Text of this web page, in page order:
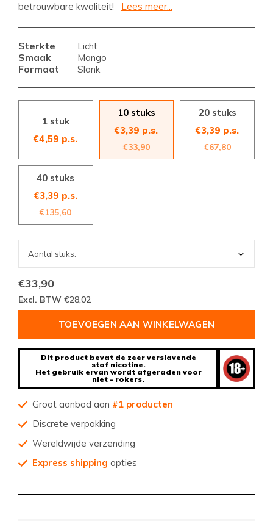
betrouwbare kwaliteit!
Lees meer...
Sterkte Licht
Smaak Mango
Formaat Slank
1 stuk
€4,59 p.s.
10 stuks
€3,39 p.s.
€33,90
20 stuks
€3,39 p.s.
€67,80
40 stuks
€3,39 p.s.
€135,60
€33,90
Excl. BTW €28,02
TOEVOEGEN AAN WINKELWAGEN
Dit product bevat de zeer verslavende
stof nicotine.
Het gebruik ervan wordt afgeraden voor
niet - rokers.
Groot aanbod aan #1 producten
Discrete verpakking
Wereldwijde verzending
Express shipping opties